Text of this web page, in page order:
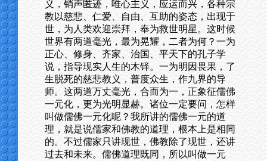
义，销声匿迹，唯心主义，应运而兴，各种宗
教以慈悲、仁爱、自由、互助的姿态，出现于
世，为人类欢迎崇拜，奉为救世明星。这时候
世界有两道毫光，最为晃耀，二者为何？一为
正心、修身、齐家、治国、平天下的孔子学
说，指导现实人生的木铎。一为明因畏果，了
生脱死的慈悲教义，普度众生，作九界的导
师。这两道万丈毫光，合而为一，正象征儒佛
一元化，更为光明显赫。诸位一定要问，怎样
叫做儒佛一元化呢？我所讲的儒佛一元的道
理，就是说儒家和佛教的道理，根本上是相同
的。不过儒家只讲现世，佛教除了现世，还讲
过去和未来。儒佛道理既同，所以叫做一元